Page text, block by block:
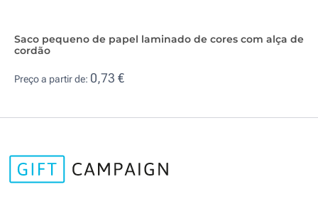
Saco pequeno de papel laminado de cores com alça de
cordão
Preço a partir de: 0,73 €